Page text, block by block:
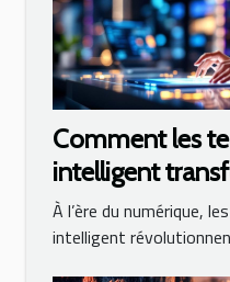
Comment les
intelligent
service client ?
À l’ère du numérique,
intelligent